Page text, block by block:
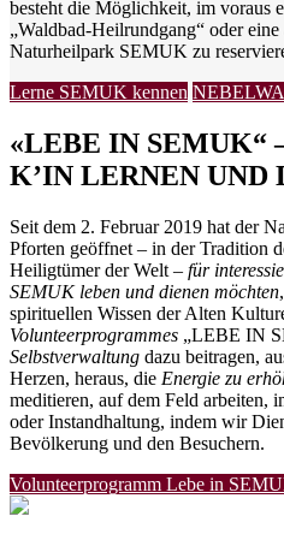
besteht die Möglichkeit, im voraus
„Waldbad-Heilrundgang“ oder
Naturheilpark SEMUK zu
Lerne SEMUK kennen
«LEBE IN SEMUK“
K’IN LERNEN UND
Seit dem 2. Februar 2019 hat der
Pforten geöffnet – in der Tradition
Heiligtümer der Welt – für
SEMUK leben und dienen möchten
spirituellen Wissen der Alten
Volunteerprogrammes „LEBE IN
Selbstverwaltung dazu beitragen,
Herzen, heraus, die Energie zu
meditieren, auf dem Feld arbeiten,
oder Instandhaltung, indem wir
Bevölkerung und den Besuchern.
Volunteerprogramm Lebe in